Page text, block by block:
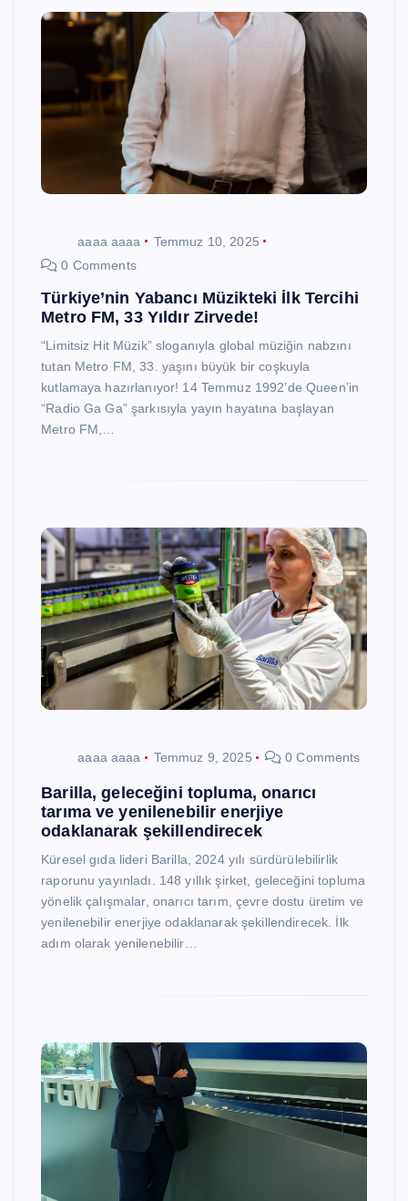
aaaa aaaa
Temmuz 10, 2025
0 Comments
Türkiye’nin Yabancı Müzikteki İlk Tercihi
Metro FM, 33 Yıldır Zirvede!
“Limitsiz Hit Müzik” sloganıyla global müziğin nabzını
tutan Metro FM, 33. yaşını büyük bir coşkuyla
kutlamaya hazırlanıyor! 14 Temmuz 1992’de Queen’in
“Radio Ga Ga” şarkısıyla yayın hayatına başlayan
Metro FM,…
aaaa aaaa Temmuz 9, 2025 0 Comments
Barilla, geleceğini topluma, onarıcı
tarıma ve yenilenebilir enerjiye
odaklanarak şekillendirecek
Küresel gıda lideri Barilla, 2024 yılı sürdürülebilirlik
raporunu yayınladı. 148 yıllık şirket, geleceğini topluma
yönelik çalışmalar, onarıcı tarım, çevre dostu üretim ve
yenilenebilir enerjiye odaklanarak şekillendirecek. İlk
adım olarak yenilenebilir…